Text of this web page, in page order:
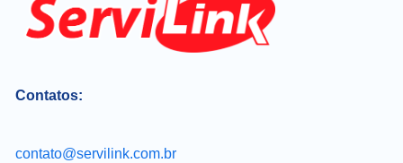
Contatos:
contato@servilink.com.br